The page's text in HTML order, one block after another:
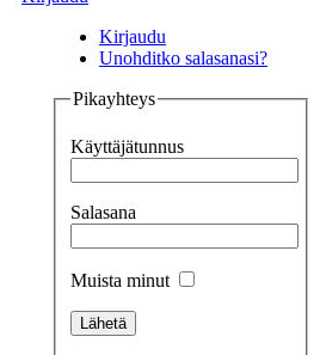
Kirjaudu
Unohditko salasanasi?
Pikayhteys
Käyttäjätunnus
Salasana
Muista minut